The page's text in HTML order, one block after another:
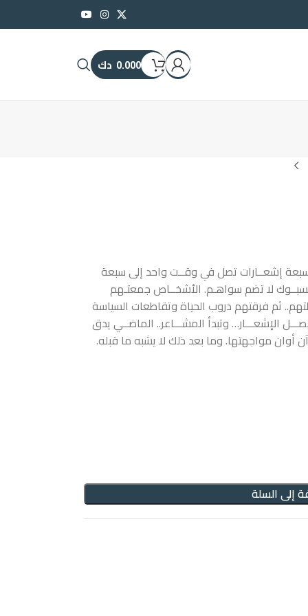
0.000 دك
إشعــارات تصل في وقــت واحد إلى سبعة
لا تضم سواهـم. الأشخــاص جمعتـهم
ثم فرقتهم دروب الحياة وتقاطعات السياسة
الإشعـــار… وتبدأ المشـــاعر.. الماضــي يدق
أوان مواجهتها. وما بعد ذلك لا يشبه ما قبله.
إلى السلة